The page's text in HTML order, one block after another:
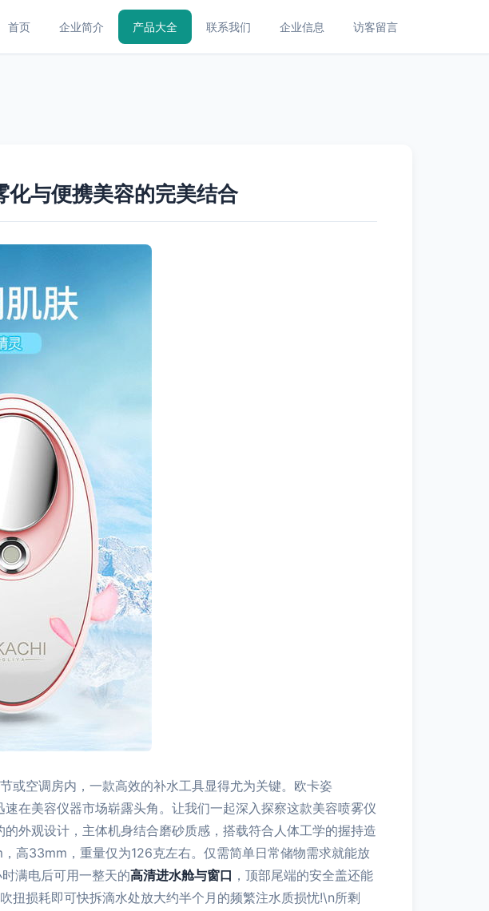
首页 企业简介 产品大全 联系我们 企业信息 访客留言
与便携美容的完美结合
或空调房内，一款高效的补水工具显得尤为关键。欧卡姿
在美容仪器市场崭露头角。让我们一起深入探察这款美容喷雾仪
外观设计，主体机身结合磨砂质感，搭载符合人体工学的握持造
高33mm，重量仅为126克左右。仅需简单日常储物需求就能放
满电后可用一整天的高清进水舱与窗口 ，顶部尾端的安全盖还能
损耗即可快拆滴水处放大约半个月的频繁注水质损忧!\n所剩